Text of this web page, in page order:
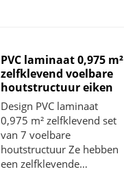
PVC laminaat 0,975 m²
zelfklevend voelbare
houtstructuur eiken
Design PVC laminaat
0,975 m² zelfklevend set
van 7 voelbare
houtstructuur Ze hebben
een zelfklevende…